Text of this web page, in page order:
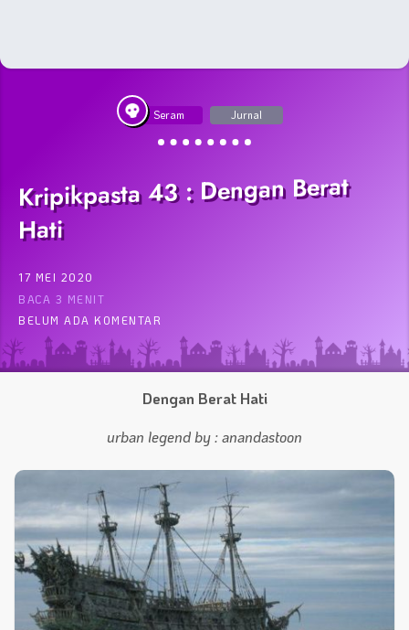
Seram Jurnal
Kripikpasta 43 : Dengan Berat
Hati
17 MEI 2020
BACA 3 MENIT
BELUM ADA KOMENTAR
Dengan Berat Hati
urban legend by : anandastoon